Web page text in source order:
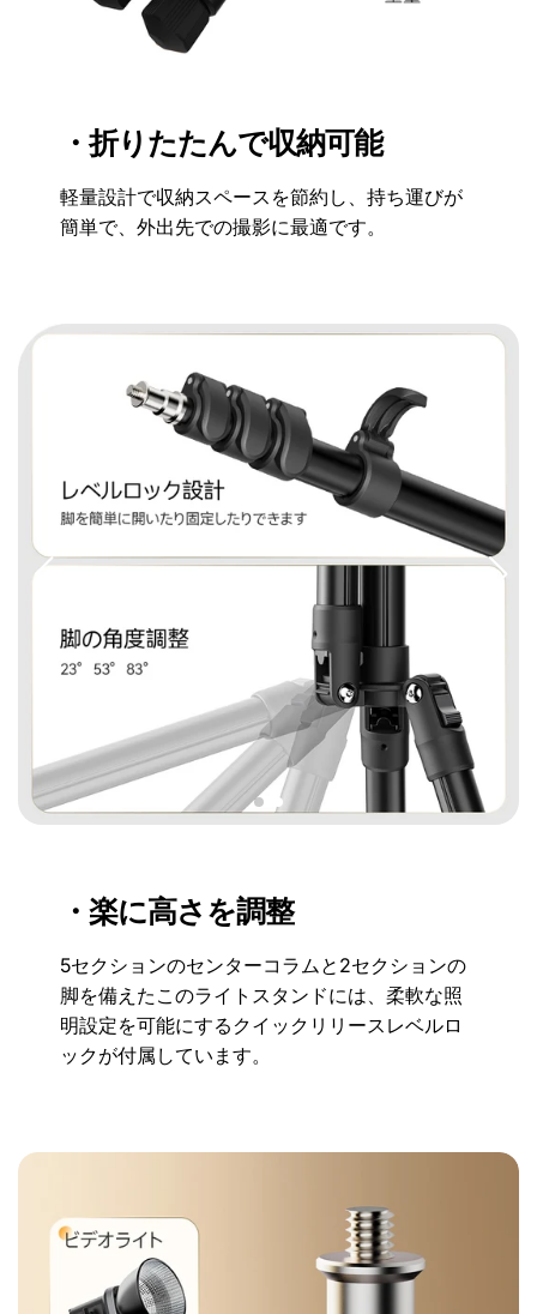
・折りたたんで収納可能
軽量設計で収納スペースを節約し、持ち運びが
簡単で、外出先での撮影に最適です。
・楽に高さを調整
5セクションのセンターコラムと2セクションの
脚を備えたこのライトスタンドには、柔軟な照
明設定を可能にするクイックリリースレベルロ
ックが付属しています。